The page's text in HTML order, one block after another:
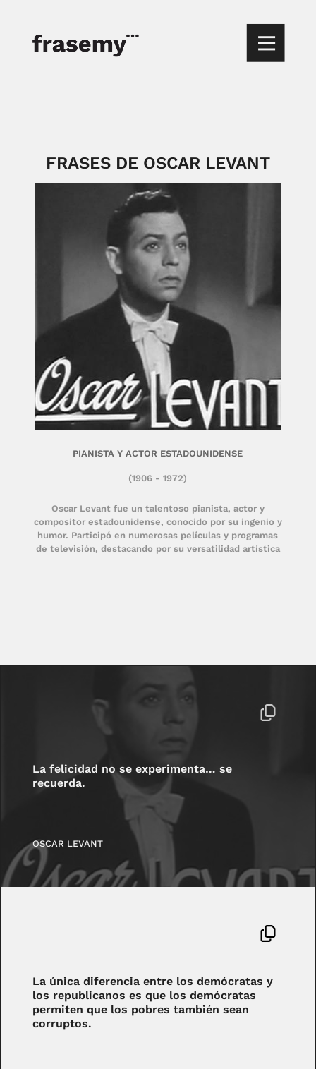
FRASES DE OSCAR LEVANT
Oscar Levant fue un talentoso pianista, actor y
compositor estadounidense, conocido por su ingenio y
humor. Participó en numerosas películas y programas
de televisión, destacando por su versatilidad artística
(1906 - 1972)
PIANISTA Y ACTOR ESTADOUNIDENSE
La felicidad no se experimenta… se
recuerda.
OSCAR LEVANT
La única diferencia entre los demócratas y
los republicanos es que los demócratas
permiten que los pobres también sean
corruptos.